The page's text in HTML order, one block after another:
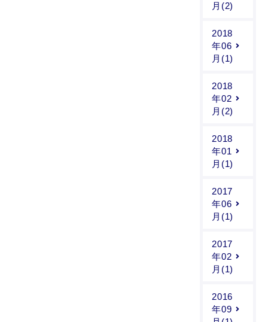
月(2)
2018
年06
月(1)
2018
年02
月(2)
2018
年01
月(1)
2017
年06
月(1)
2017
年02
月(1)
2016
年09